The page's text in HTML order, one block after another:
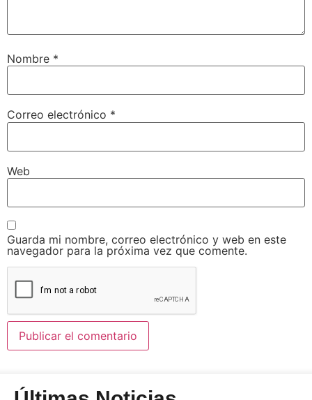
Nombre *
Correo electrónico *
Web
Guarda mi nombre, correo electrónico y web en este
navegador para la próxima vez que comente.